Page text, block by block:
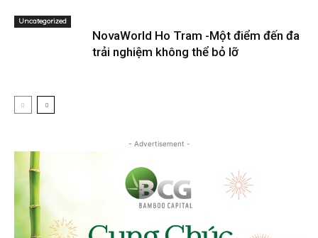
Uncategorized
NovaWorld Ho Tram -Một điểm đến đa
trải nghiệm không thể bỏ lỡ
- Advertisement -